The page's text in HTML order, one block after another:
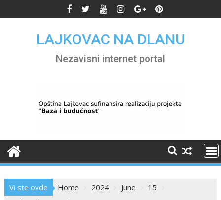
to
LAJKOVAC NA DLANU
Nezavisni internet portal
Vi ste ovde Home 2024 June
15